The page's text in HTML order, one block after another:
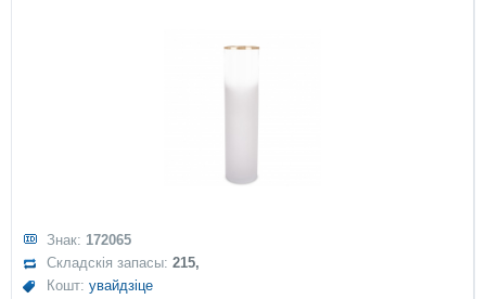
Знак: 172065
Складскія запасы:215,
Кошт:увайдзіце